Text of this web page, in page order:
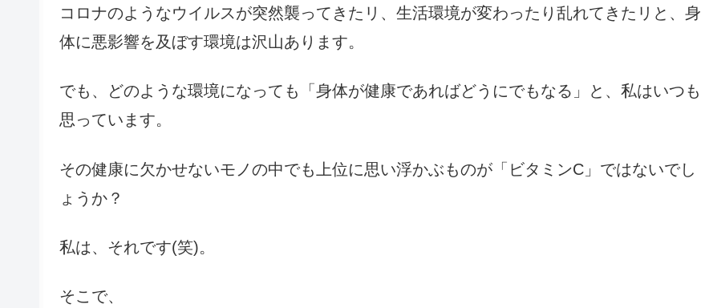
コロナのようなウイルスが突然襲ってきたリ、生活環境が変わったり乱れてきたリと、身
体に悪影響を及ぼす環境は沢山あります。
でも、どのような環境になっても「身体が健康であればどうにでもなる」と、私はいつも
思っています。
その健康に欠かせないモノの中でも上位に思い浮かぶものが「ビタミンC」ではないでし
ょうか？
私は、それです(笑)。
そこで、